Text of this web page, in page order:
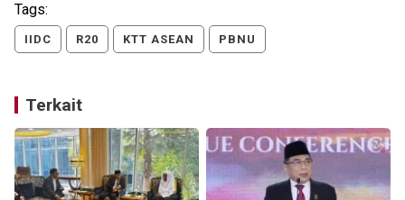
Tags:
IIDC R20 KTT ASEAN PBNU
Terkait